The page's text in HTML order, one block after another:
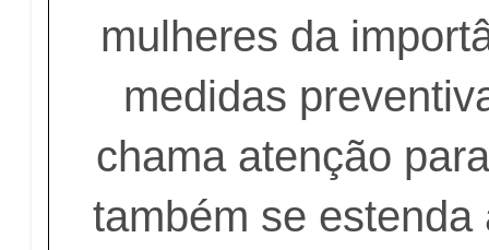
mulheres da
medidas
chama atenção
também se